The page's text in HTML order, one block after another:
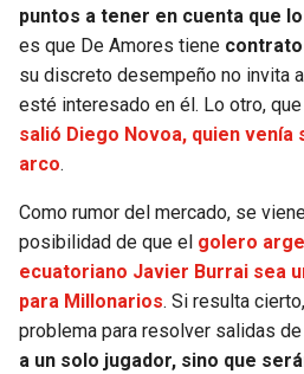
puntos a tener en cuenta que
es que De Amores tiene contrato
su discreto desempeño no invita
esté interesado en él. Lo otro,
salió Diego Novoa, quien venía
arco.
Como rumor del mercado, se
posibilidad de que el golero
ecuatoriano Javier Burrai sea
para Millonarios. Si resulta
problema para resolver salidas
a un solo jugador, sino que